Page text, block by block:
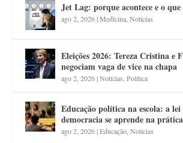
Jet Lag: porque acontece e o
ago 2, 2026|Medicina,Notícias
Eleições 2026: Tereza Cristina e
negociam vaga de vice na chapa
ago 2, 2026|Notícias,Política
Educação política na escola: a
democracia se aprende na prática
ago 2, 2026|Educação,Notícias